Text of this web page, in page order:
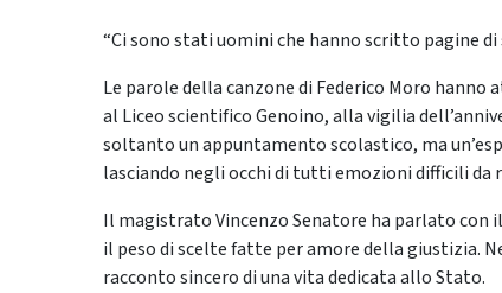
“Ci sono stati uomini che hanno scritto pagine
Le parole della canzone di Federico Moro
al Liceo scientifico Genoino, alla vigilia
soltanto un appuntamento scolastico, ma
lasciando negli occhi di tutti emozioni difficili da
Il magistrato Vincenzo Senatore ha parlato con
il peso di scelte fatte per amore della giustizia.
racconto sincero di una vita dedicata allo Stato.